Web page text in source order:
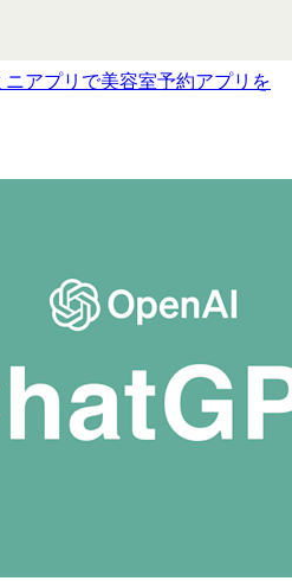
アプリで美容室予約アプリを